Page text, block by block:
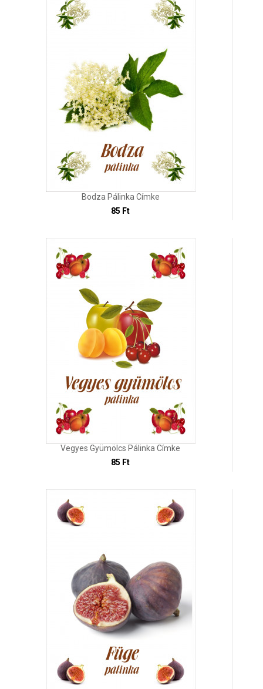
Bodza Pálinka Címke
85 Ft
Vegyes Gyümölcs Pálinka Címke
85 Ft